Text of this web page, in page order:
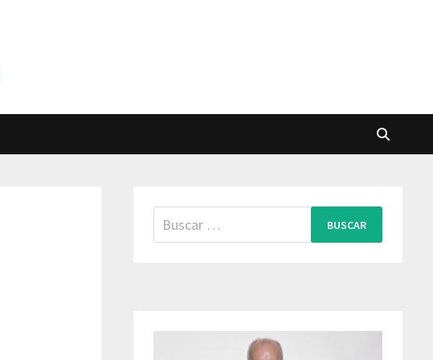
Buscar: